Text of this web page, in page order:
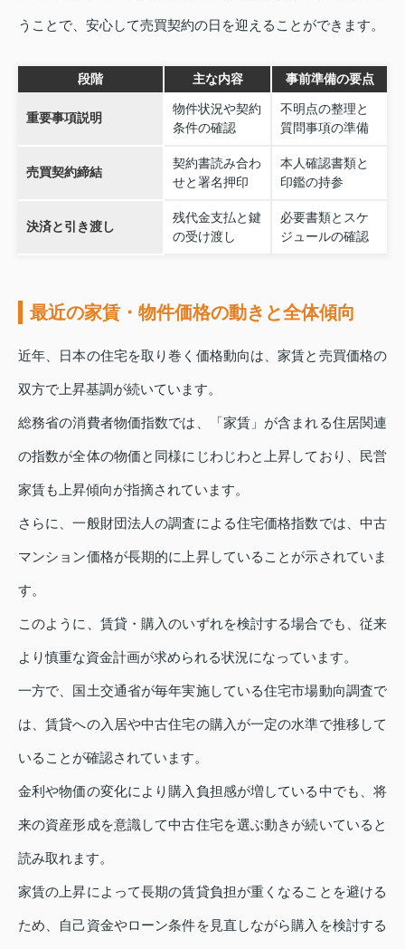
うことで、安心して売買契約の日を迎えることができます。
段階 主な内容 事前準備の要点
重要事項説明
物件状況や契約
条件の確認
不明点の整理と
質問事項の準備
売買契約締結
契約書読み合わ
せと署名押印
本人確認書類と
印鑑の持参
決済と引き渡し
残代金支払と鍵
の受け渡し
必要書類とスケ
ジュールの確認
最近の家賃・物件価格の動きと全体傾向
近年、日本の住宅を取り巻く価格動向は、家賃と売買価格の
双方で上昇基調が続いています。
総務省の消費者物価指数では、「家賃」が含まれる住居関連
の指数が全体の物価と同様にじわじわと上昇しており、民営
家賃も上昇傾向が指摘されています。
さらに、一般財団法人の調査による住宅価格指数では、中古
マンション価格が長期的に上昇していることが示されていま
す。
このように、賃貸・購入のいずれを検討する場合でも、従来
より慎重な資金計画が求められる状況になっています。
一方で、国土交通省が毎年実施している住宅市場動向調査で
は、賃貸への入居や中古住宅の購入が一定の水準で推移して
いることが確認されています。
金利や物価の変化により購入負担感が増している中でも、将
来の資産形成を意識して中古住宅を選ぶ動きが続いていると
読み取れます。
家賃の上昇によって長期の賃貸負担が重くなることを避ける
ため、自己資金やローン条件を見直しながら購入を検討する